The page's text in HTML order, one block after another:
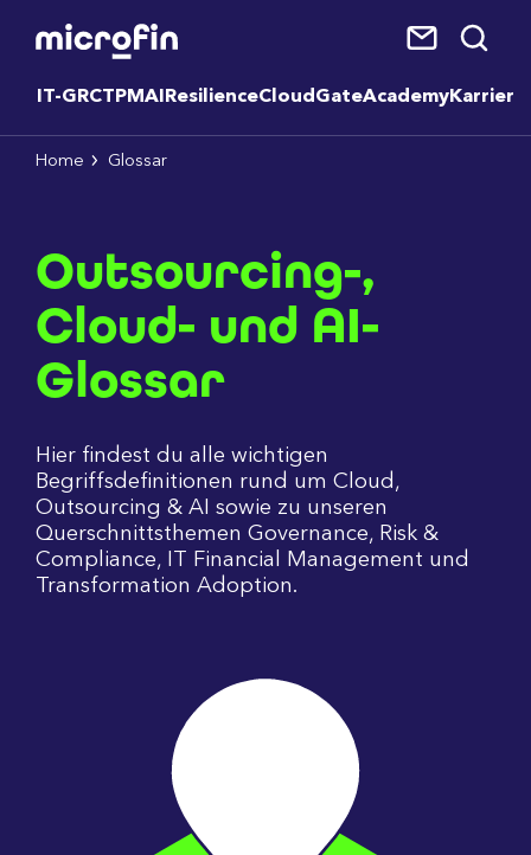
IT-GRCTPMAI ResilienceCloudGateAcademyKarriere
Home Glossar
Outsourcing-,
Cloud- und AI-
Glossar
Hier findest du alle wichtigen
Begriffsdefinitionen rund um Cloud,
Outsourcing & AI sowie zu unseren
Querschnittsthemen Governance, Risk &
Compliance, IT Financial Management und
Transformation Adoption.